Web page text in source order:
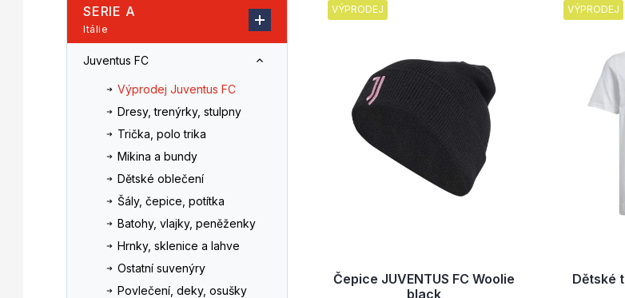
a
SERIE A
Itálie
Juventus FC
Výprodej Juventus FC
Dresy, trenýrky, stulpny
Trička, polo trika
Mikina a bundy
Dětské oblečení
Šály, čepice, potítka
Batohy, vlajky, peněženky
Hrnky, sklenice a lahve
Ostatní suvenýry
Povlečení, deky, osušky
VÝPRODEJ
Čepice JUVENTUS FC Woolie
black
VÝPRODEJ
Dětské